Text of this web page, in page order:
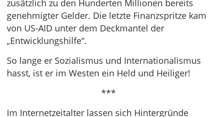
zusätzlich zu den Hunderten Millionen bereits
genehmigter Gelder. Die letzte Finanzspritze kam
von US-AID unter dem Deckmantel der
„Entwicklungshilfe“.
So lange er Sozialismus und Internationalismus
hasst, ist er im Westen ein Held und Heiliger!
***
Im Internetzeitalter lassen sich Hintergründe